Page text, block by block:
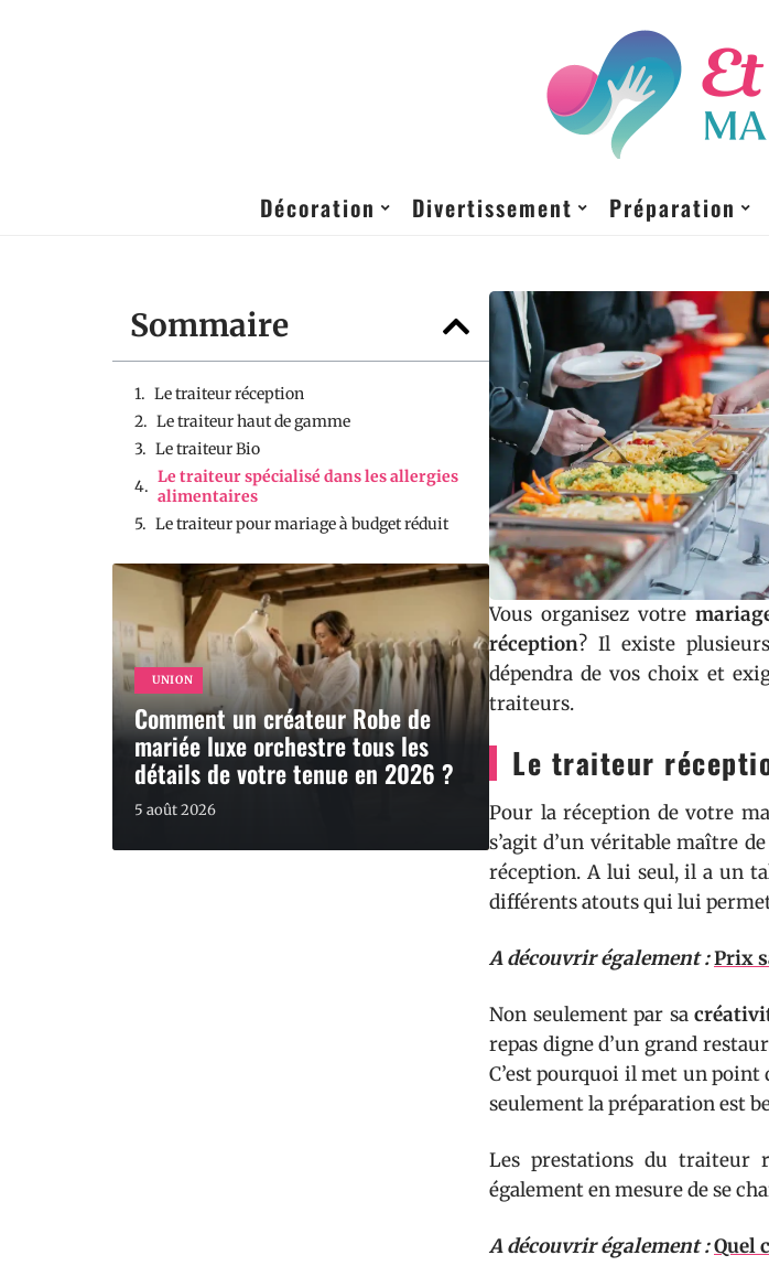
Décoration Divertissement Préparation
Sommaire
Le traiteur réception
Le traiteur haut de gamme
Le traiteur Bio
Le traiteur spécialisé dans les allergies
alimentaires
Le traiteur pour mariage à budget réduit
UNION
Comment un créateur Robe de
mariée luxe orchestre tous les
détails de votre tenue en 2026 ?
5 août 2026
Vous organisez votre
réception? Il existe
dépendra de vos choix et
traiteurs.
Le traiteur
Pour la réception de votre
s’agit d’un véritable maître
réception. A lui seul, il a un
différents atouts qui lui
A découvrir également :Prix
Non seulement par sa
repas digne d’un grand
C’est pourquoi il met un
seulement la préparation est
Les prestations du traiteur
également en mesure de se
A découvrir également :Quel